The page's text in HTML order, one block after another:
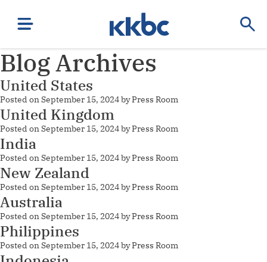
Blog Archives
United States
Posted onSeptember 15, 2024byPress Room
United Kingdom
Posted onSeptember 15, 2024byPress Room
India
Posted onSeptember 15, 2024byPress Room
New Zealand
Posted onSeptember 15, 2024byPress Room
Australia
Posted onSeptember 15, 2024byPress Room
Philippines
Posted onSeptember 15, 2024byPress Room